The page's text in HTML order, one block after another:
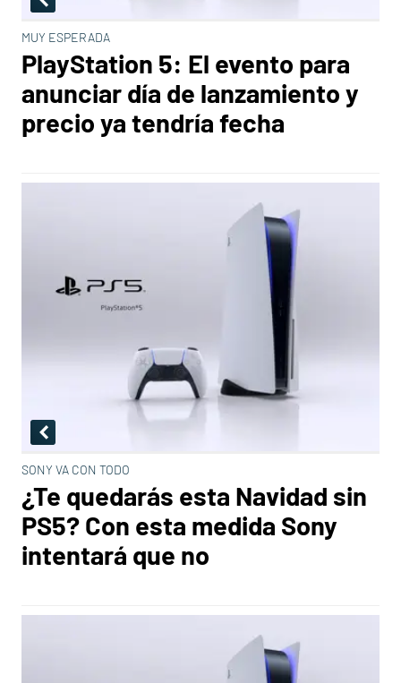
MUY ESPERADA
PlayStation 5: El evento para
anunciar día de lanzamiento y
precio ya tendría fecha
SONY VA CON TODO
¿Te quedarás esta Navidad sin
PS5? Con esta medida Sony
intentará que no